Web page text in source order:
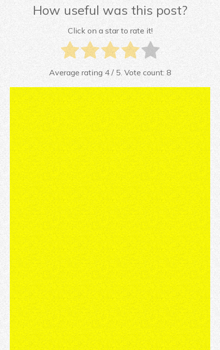
How useful was this post?
Click on a star to rate it!
Average rating 4/ 5. Vote count: 8